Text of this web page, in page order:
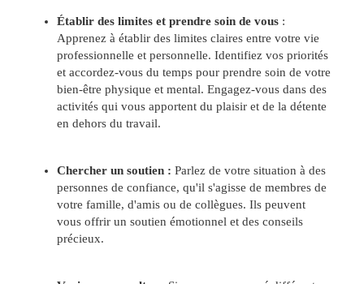
Établir des limites et prendre soin de vous :
Apprenez à établir des limites claires entre votre vie
professionnelle et personnelle. Identifiez vos priorités
et accordez-vous du temps pour prendre soin de votre
bien-être physique et mental. Engagez-vous dans des
activités qui vous apportent du plaisir et de la détente
en dehors du travail.
Chercher un soutien : Parlez de votre situation à des
personnes de confiance, qu'il s'agisse de membres de
votre famille, d'amis ou de collègues. Ils peuvent
vous offrir un soutien émotionnel et des conseils
précieux.